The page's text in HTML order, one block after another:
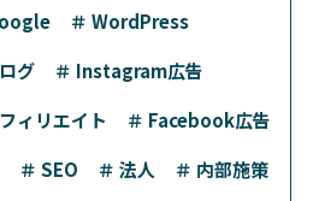
＃ WordPress
グ
＃ Instagram広告
ィリエイト
＃ Facebook広告
＃ SEO ＃ 法人
＃ 内部施策